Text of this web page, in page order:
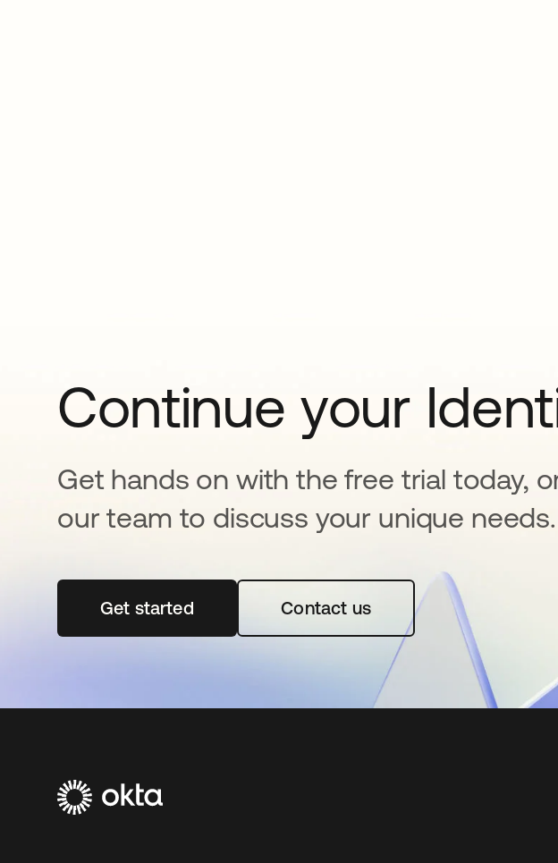
Continue your
Get hands on with the free trial today,
our team to discuss your unique needs.
Get started새 탭에서 열림 Contact us